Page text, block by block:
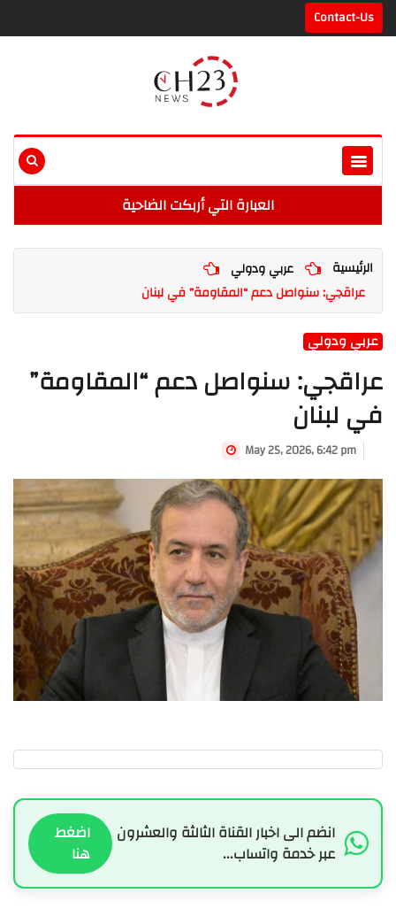
Contact-Us
العبارة التي أربكت الضاحية
الرئيسية
عربي ودولي
عراقجي: سنواصل دعم “المقاومة” في لبنان
عربي ودولي
عراقجي: سنواصل دعم “المقاومة”
في لبنان
May 25, 2026, 6:42 pm
انضم الى اخبار القناة الثالثة والعشرون
عبر خدمة واتساب...
اضغط
هنا